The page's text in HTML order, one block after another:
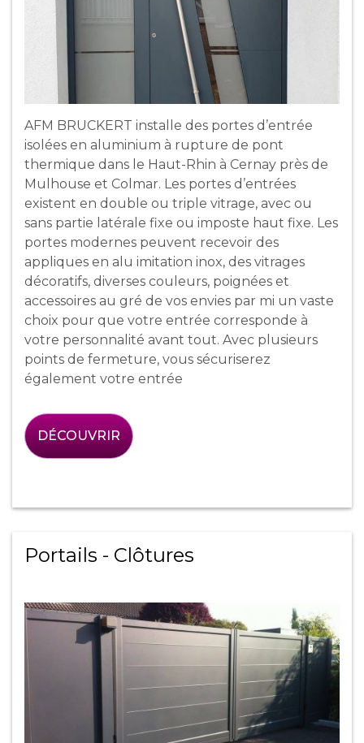
AFM BRUCKERT installe des portes d’entrée
isolées en aluminium à rupture de pont
thermique dans le Haut-Rhin à Cernay près de
Mulhouse et Colmar. Les portes d’entrées
existent en double ou triple vitrage, avec ou
sans partie latérale fixe ou imposte haut fixe. Les
portes modernes peuvent recevoir des
appliques en alu imitation inox, des vitrages
décoratifs, diverses couleurs, poignées et
accessoires au gré de vos envies par mi un vaste
choix pour que votre entrée corresponde à
votre personnalité avant tout. Avec plusieurs
points de fermeture, vous sécuriserez
également votre entrée
DÉCOUVRIR
Portails - Clôtures